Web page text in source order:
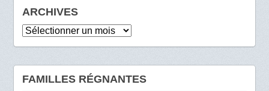
ARCHIVES
Archives
FAMILLES RÉGNANTES